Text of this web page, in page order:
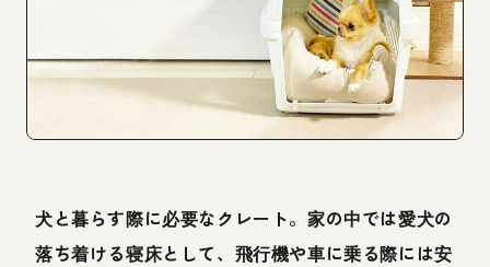
犬と暮らす際に必要なクレート。家の中では愛犬の
落ち着ける寝床として、飛行機や車に乗る際には安